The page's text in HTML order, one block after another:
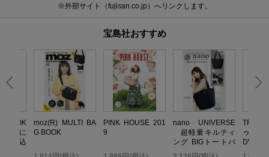
※外部サイト（fujisan.co.jp）へリンクします。
宝島社おすすめ
BOOK
限に
れ込
moz(R) MULTI BA
G BOOK
PINK HOUSE 201
9
nano UNIVERSE
超軽量キルティ
ング BIGトートバ
ッグBOOK
TRF イ
ゥ・ダ
DVD
TOP